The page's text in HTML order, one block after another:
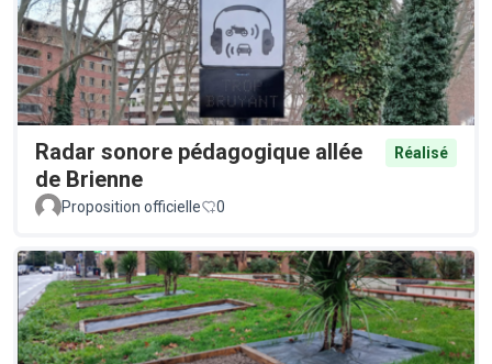
Radar sonore pédagogique allée
de Brienne
Réalisé
Proposition officielle 0